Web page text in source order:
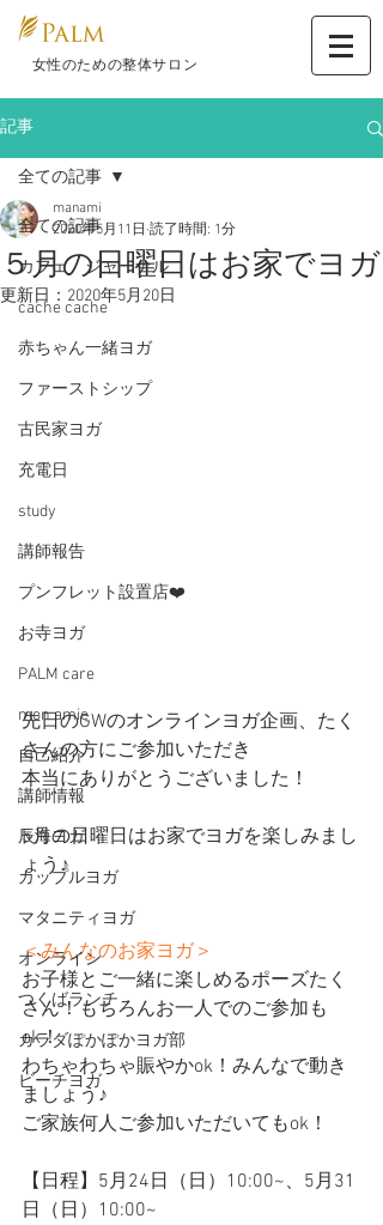
​ 女性のための整体サロン
記事
全ての記事
カフェ ジャーナル
cache cache
赤ちゃん一緒ヨガ
ファーストシップ
古民家ヨガ
充電日
study
講師報告
プンフレット設置店❤️
お寺ヨガ
PALM care
mon amie
自己紹介
講師情報
辰海ヨガ
カップルヨガ
マタニティヨガ
オンライン
つくばランチ
カラダぽかぽかヨガ部
ビーチヨガ
全ての記事
５月の日曜日はお家でヨガ
manami
2020年5月11日 読了時間: 1分
更新日： 2020年5月20日
先日のGWのオンラインヨガ企画、たく
さんの方にご参加いただき
本当にありがとうございました！
5月の日曜日はお家でヨガを楽しみまし
ょう♪
＜みんなのお家ヨガ＞
お子様とご一緒に楽しめるポーズたく
さん！もちろんお一人でのご参加も
ok！
わちゃわちゃ賑やかok！みんなで動き
ましょう♪
ご家族何人ご参加いただいてもok！
【日程】5月24日（日）10:00~、5月31
日（日）10:00~